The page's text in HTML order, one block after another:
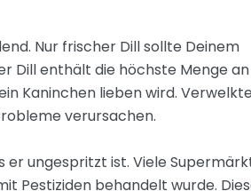
Nur frischer Dill sollte Deinem
Dill enthält die höchste Menge an
Kaninchen lieben wird.
verursachen.
er ungespritzt ist. Viele
Pestiziden behandelt wurde.